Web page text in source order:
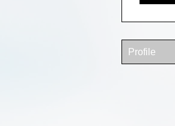
Profile